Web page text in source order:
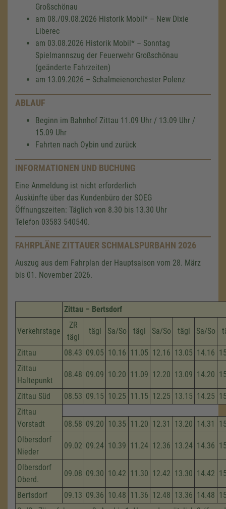
Großschönau
am 08./09.08.2026 Historik Mobil* – New Dixie
Liberec
am 03.08.2026 Historik Mobil* – Sonntag
Spielmannszug der Feuerwehr Großschönau
(geänderte Fahrzeiten)
am 13.09.2026 – Schalmeienorchester Polenz
ABLAUF
Beginn im Bahnhof Zittau 11.09 Uhr / 13.09 Uhr /
15.09 Uhr
Fahrten nach Oybin und zurück
INFORMATIONEN UND BUCHUNG
Eine Anmeldung ist nicht erforderlich
Auskünfte über das Kundenbüro der SOEG
Öffnungszeiten: Täglich von 8.30 bis 13.30 Uhr
Telefon 03583 540540.
FAHRPLÄNE ZITTAUER SCHMALSPURBAHN 2026
Auszug aus dem Fahrplan der Hauptsaison vom 28. März
bis 01. November 2026.
Zittau – Bertsdorf
Verkehrstage
ZR
tägl
tägl Sa/So tägl Sa/So tägl Sa/So
Zittau 08.43 09.05 10.16 11.05 12.16 13.05 14.16
Zittau
Haltepunkt
08.48 09.09 10.20 11.09 12.20 13.09 14.20
Zittau Süd 08.53 09.15 10.25 11.15 12.25 13.15 14.25
Zittau
Vorstadt
08.58 09.20 10.35 11.20 12.31 13.20 14.31
Olbersdorf
Nieder
09.02 09.24 10.39 11.24 12.36 13.24 14.36
Olbersdorf
Oberd.
09.08 09.30 10.42 11.30 12.42 13.30 14.42
Bertsdorf 09.13 09.36 10.48 11.36 12.48 13.36 14.48